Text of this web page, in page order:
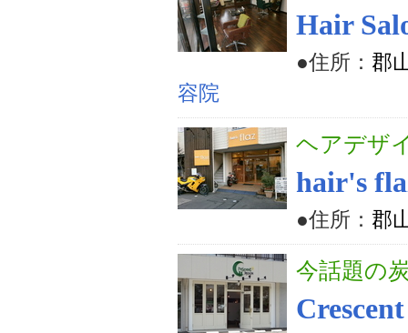
Hair
●住所： 郡
容院
ヘアデザ
hair's
●住所： 郡
今話題の